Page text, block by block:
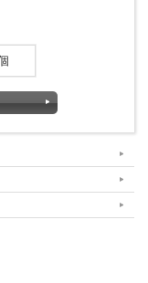
当主が襲名する名前
型し、飴釉を掛ける